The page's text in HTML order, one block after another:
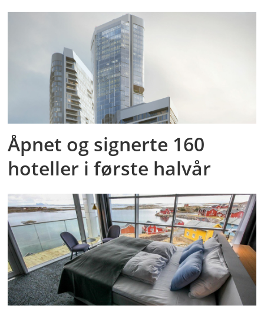
Åpnet og signerte 160
hoteller i første halvår